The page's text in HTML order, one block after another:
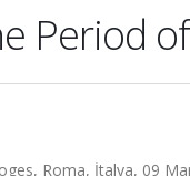
Period
Roma, İtalya, 09